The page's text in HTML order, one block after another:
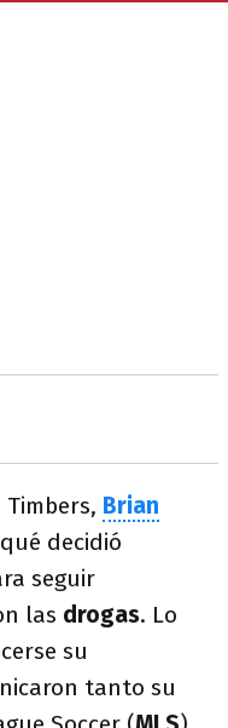
Brian
decidió
seguir
las drogas. Lo
su
tanto su